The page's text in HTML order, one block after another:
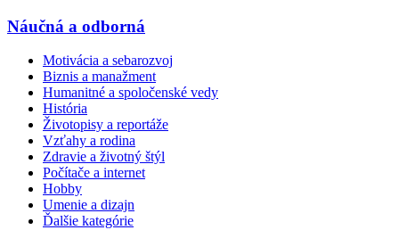
Náučná a odborná
Motivácia a sebarozvoj
Biznis a manažment
Humanitné a spoločenské vedy
História
Životopisy a reportáže
Vzťahy a rodina
Zdravie a životný štýl
Počítače a internet
Hobby
Umenie a dizajn
Ďalšie kategórie